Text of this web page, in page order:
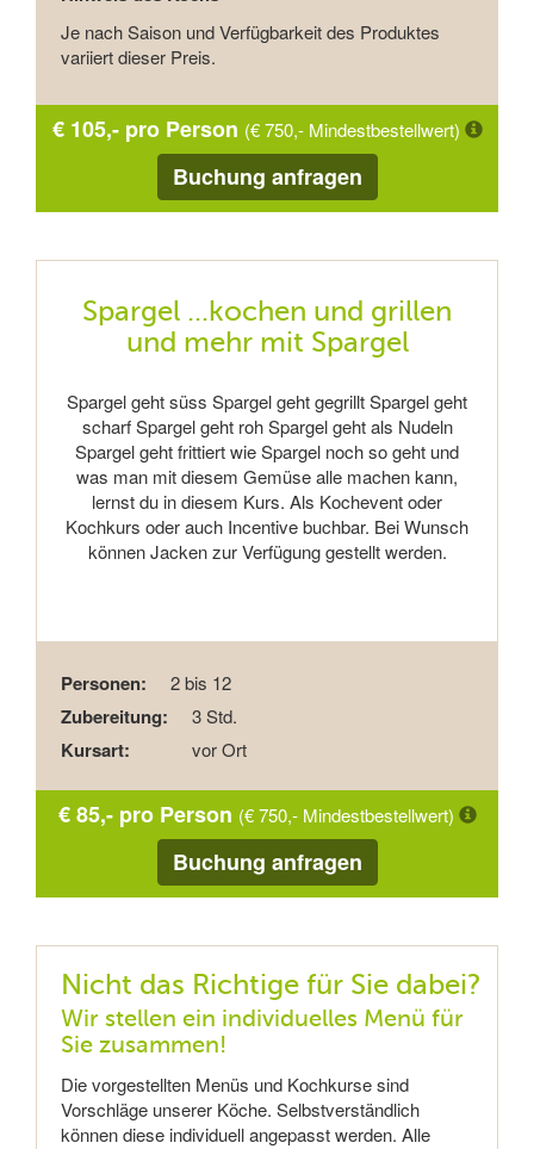
Je nach Saison und Verfügbarkeit des Produktes
variiert dieser Preis.
€ 105,- pro Person (€ 750,- Mindestbestellwert)
Buchung anfragen
Spargel ...kochen und grillen
und mehr mit Spargel
Spargel geht süss Spargel geht gegrillt Spargel geht
scharf Spargel geht roh Spargel geht als Nudeln
Spargel geht frittiert wie Spargel noch so geht und
was man mit diesem Gemüse alle machen kann,
lernst du in diesem Kurs. Als Kochevent oder
Kochkurs oder auch Incentive buchbar. Bei Wunsch
können Jacken zur Verfügung gestellt werden.
Personen: 2 bis 12
Zubereitung: 3 Std.
Kursart: vor Ort
€ 85,- pro Person (€ 750,- Mindestbestellwert)
Buchung anfragen
Nicht das Richtige für Sie dabei?
Wir stellen ein individuelles Menü für
Sie zusammen!
Die vorgestellten Menüs und Kochkurse sind
Vorschläge unserer Köche. Selbstverständlich
können diese individuell angepasst werden. Alle